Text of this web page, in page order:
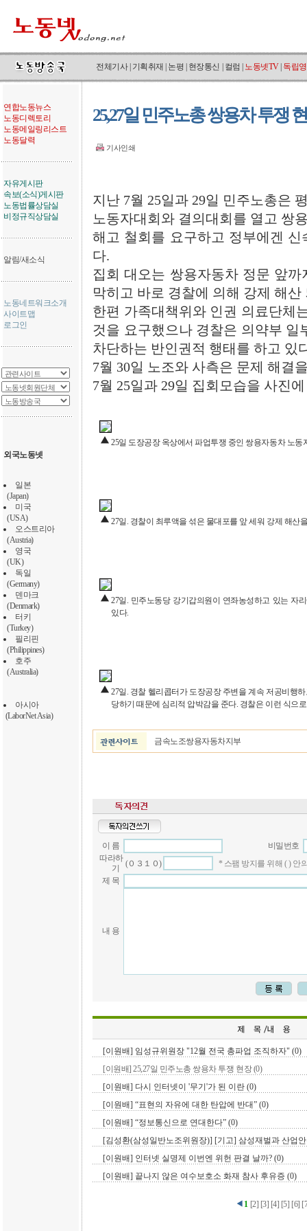
전체기사| 기획취재 논평 현장통신 컬럼 노동넷TV| 독립
연합노동뉴스
노동디렉토리
노동메일링리스트
노동달력
자유게시판
속보(소식)게시판
노동법률상담실
비정규직상담실
알림/새소식
노동네트워크소개
사이트맵
로그인
외국노동넷
일본
(Japan)
미국
(USA)
오스트리아
(Austria)
영국
(UK)
독일
(Germany)
덴마크
(Denmark)
터키
(Turkey)
필리핀
(Philippines)
호주
(Australia)
아시아
(LaborNet Asia)
25,27일 민주노총 쌍용차 투쟁
기사인쇄
지난 7월 25일과 29일 민주노총은
노동자대회와 결의대회를 열고 쌍
해고 철회를 요구하고 정부에겐
다.
집회 대오는 쌍용자동차 정문 앞
막히고 바로 경찰에 의해 강제 해산
한편 가족대책위와 인권 의료단체
것을 요구했으나 경찰은 의약부
차단하는 반인권적 행태를 하고 있
7월 30일 노조와 사측은 문제 해결
7월 25일과 29일 집회모습을 사진
25일 도장공장 옥상에서 파업투쟁 중인 쌍용자동차 노
27일. 경찰이 최루액을 섞은 물대포를 앞 세워 강제 해산
27일. 민주노동당 강기갑의원이 연좌농성하고 있는 자
있다.
27일. 경찰 헬리콥터가 도장공장 주변을 계속 저공비행
당하기 때문에 심리적 압박감을 준다. 경찰은 이런 식으
금속노조쌍용자동차지부
이 름
비밀번호
따라하
기
(０３１０)
* 스팸 방지를 위해 ( ) 안
제 목
내 용
[이원배] 임성규위원장 "12월 전국 총파업 조직하자" (0)
[이원배] 25,27일 민주노총 쌍용차 투쟁 현장 (0)
[이원배] 다시 인터넷이 '무기'가 된 이란 (0)
[이원배] “표현의 자유에 대한 탄압에 반대” (0)
[이원배] “정보통신으로 연대한다” (0)
[김성환(삼성일반노조위원장)] [기고] 삼성재벌과 산업
[이원배] 인터넷 실명제 이번엔 위헌 판결 날까? (0)
[이원배] 끝나지 않은 여수보호소 화재 참사 후유증 (0)
1 [2] [3] [4] [5] [6] [